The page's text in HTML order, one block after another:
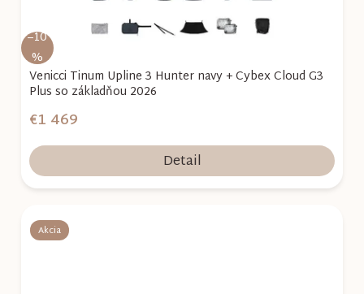
–10
%
Venicci Tinum Upline 3 Hunter navy + Cybex Cloud G3
Plus so základňou 2026
€1 469
Detail
Akcia